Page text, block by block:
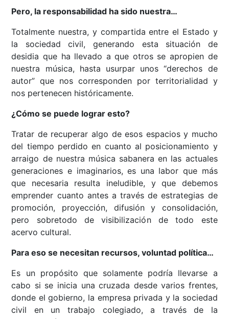
Pero, la responsabilidad ha sido nuestra…
Totalmente nuestra, y compartida entre el Estado y
la sociedad civil, generando esta situación de
desidia que ha llevado a que otros se apropien de
nuestra música, hasta usurpar unos “derechos de
autor” que nos corresponden por territorialidad y
nos pertenecen históricamente.
¿Cómo se puede lograr esto?
Tratar de recuperar algo de esos espacios y mucho
del tiempo perdido en cuanto al posicionamiento y
arraigo de nuestra música sabanera en las actuales
generaciones e imaginarios, es una labor que más
que necesaria resulta ineludible, y que debemos
emprender cuanto antes a través de estrategias de
promoción, proyección, difusión y consolidación,
pero sobretodo de visibilización de todo este
acervo cultural.
Para eso se necesitan recursos, voluntad política…
Es un propósito que solamente podría llevarse a
cabo si se inicia una cruzada desde varios frentes,
donde el gobierno, la empresa privada y la sociedad
civil en un trabajo colegiado, a través de la